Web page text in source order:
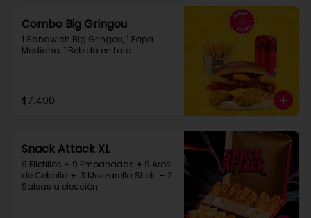
Combo Big Gringou
1 Sandwich Big Gringou, 1 Papa
Mediana, 1 Bebida en Lata
$7.490
Snack Attack XL
9 Filetillos + 9 Empanadas + 9 Aros
de Cebolla +  3 Mozzarella Stick  + 2
Salsas a elección